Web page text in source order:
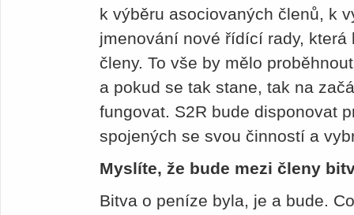
k výběru asociovaných členů, k
jmenování nové řídící rady,
členy. To vše by mělo
a pokud se tak stane, tak na
fungovat. S2R bude disponovat
spojených se svou činností a
Myslíte, že bude mezi členy
Bitva o peníze byla, je a bude.